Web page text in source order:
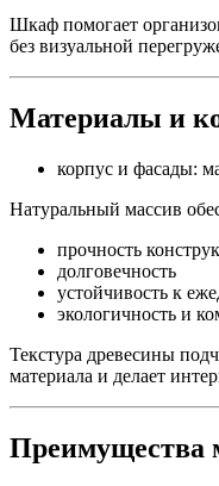
Шкаф помогает
без визуальной
Материалы и
корпус и фасады:
Натуральный массив
прочность
долговечность
устойчивость к
экологичность и
Текстура древесины
материала и делает
Преимущества